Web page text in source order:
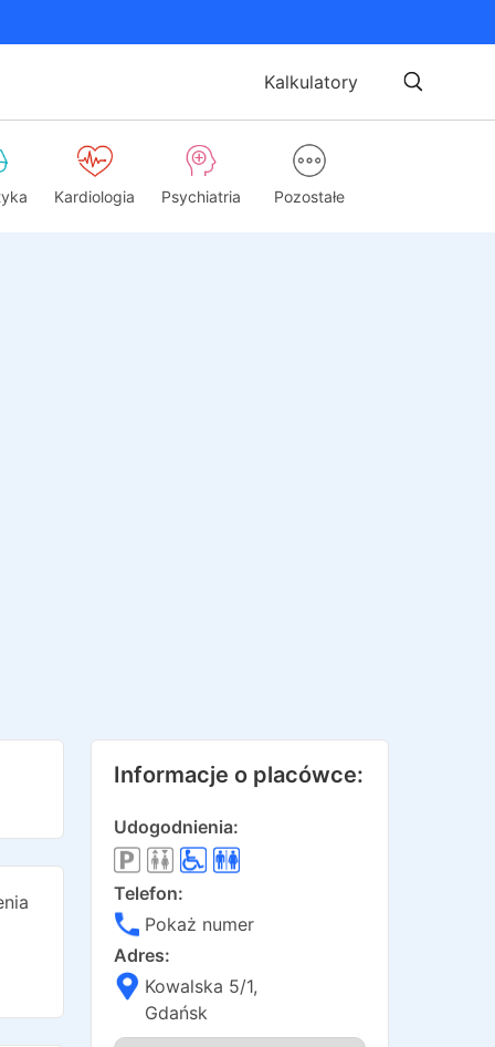
Kalkulatory
Kardiologia Psychiatria Pozostałe
Informacje o placówce:
Udogodnienia:
Telefon:
Pokaż numer
Adres:
Kowalska 5/1,
Gdańsk